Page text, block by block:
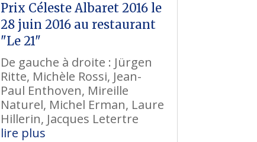
Prix Céleste Albaret 2016 le
28 juin 2016 au restaurant
"Le 21"
De gauche à droite : Jürgen
Ritte, Michèle Rossi, Jean-
Paul Enthoven, Mireille
Naturel, Michel Erman, Laure
Hillerin, Jacques Letertre
lire plus